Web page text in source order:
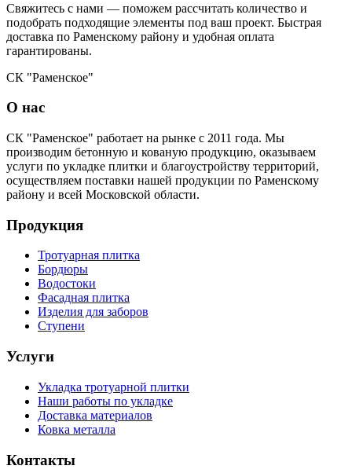
Свяжитесь с нами — поможем рассчитать количество и
подобрать подходящие элементы под ваш проект. Быстрая
доставка по Раменскому району и удобная оплата
гарантированы.
СК "Раменское"
О нас
CК "Раменское" работает на рынке с 2011 года. Мы
производим бетонную и кованую продукцию, оказываем
услуги по укладке плитки и благоустройству территорий,
осуществляем поставки нашей продукции по Раменскому
району и всей Московской области.
Продукция
Тротуарная плитка
Бордюры
Водостоки
Фасадная плитка
Изделия для заборов
Ступени
Услуги
Укладка тротуарной плитки
Наши работы по укладке
Доставка материалов
Ковка металла
Контакты